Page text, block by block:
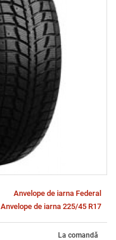
Anvelope de iarna Federal
Anvelope de iarna 225/45 R17
La comandă